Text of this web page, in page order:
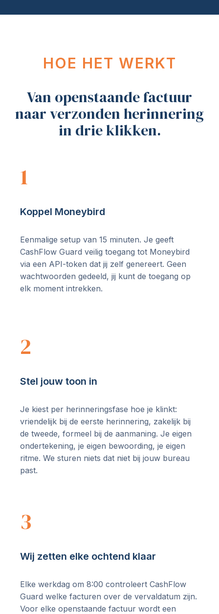
HOE HET WERKT
Van openstaande factuur
naar verzonden herinnering
in drie klikken.
1
Koppel Moneybird
Eenmalige setup van 15 minuten. Je geeft
CashFlow Guard veilig toegang tot Moneybird
via een API-token dat jij zelf genereert. Geen
wachtwoorden gedeeld, jij kunt de toegang op
elk moment intrekken.
2
Stel jouw toon in
Je kiest per herinneringsfase hoe je klinkt:
vriendelijk bij de eerste herinnering, zakelijk bij
de tweede, formeel bij de aanmaning. Je eigen
ondertekening, je eigen bewoording, je eigen
ritme. We sturen niets dat niet bij jouw bureau
past.
3
Wij zetten elke ochtend klaar
Elke werkdag om 8:00 controleert CashFlow
Guard welke facturen over de vervaldatum zijn.
Voor elke openstaande factuur wordt een